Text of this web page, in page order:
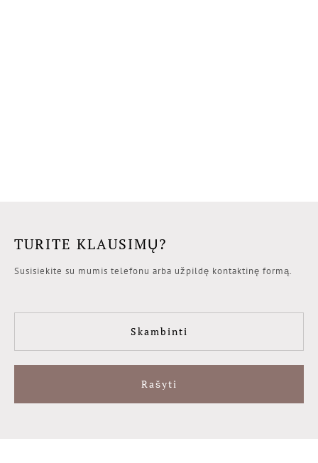
TURITE KLAUSIMŲ?
Susisiekite su mumis telefonu arba užpildę kontaktinę formą.
Skambinti
Rašyti